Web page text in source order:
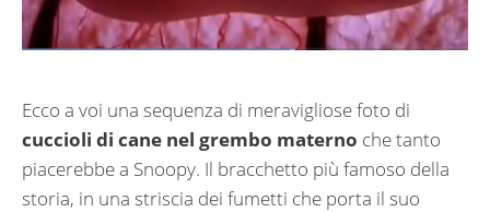
Ecco a voi una sequenza di meravigliose foto di
cuccioli di cane nel grembo materno che tanto
piacerebbe a Snoopy. Il bracchetto più famoso della
storia, in una striscia dei fumetti che porta il suo